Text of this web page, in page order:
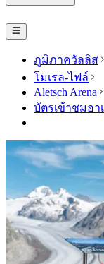
ภูมิภาควัลลิส
โมเรล-ไฟล์
Aletsch Arena
บัตรเข้าชมอา